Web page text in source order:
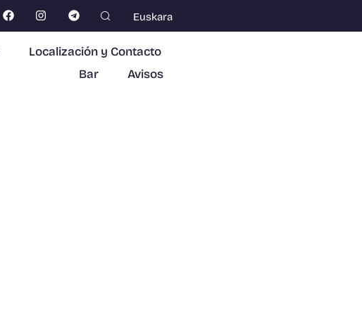
Euskara
Localización y Contacto
Bar
Avisos